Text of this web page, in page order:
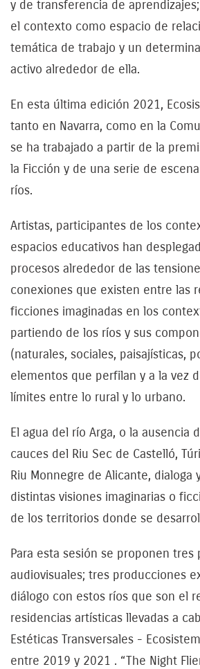
y de transferencia de
el contexto como espacio de
temática de trabajo y un
activo alrededor de ella.
En esta última edición 2021,
tanto en Navarra, como en la
se ha trabajado a partir de la
la Ficción y de una serie de
ríos.
Artistas, participantes de los
espacios educativos han
procesos alrededor de las
conexiones que existen entre las
ficciones imaginadas en los
partiendo de los ríos y sus
(naturales, sociales, paisajísticas,
elementos que perfilan y a la vez
límites entre lo rural y lo urbano.
El agua del río Arga, o la ausencia
cauces del Riu Sec de Castelló,
Riu Monnegre de Alicante, dialoga
distintas visiones imaginarias o
de los territorios donde se
Para esta sesión se proponen tres
audiovisuales; tres producciones
diálogo con estos ríos que son el
residencias artísticas llevadas a
Estéticas Transversales -
entre 2019 y 2021 . “The Night